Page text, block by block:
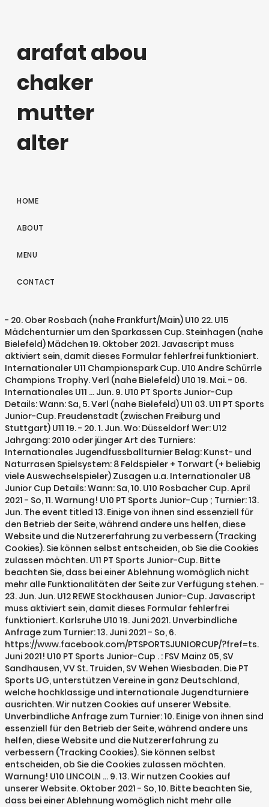
arafat abou
chaker
mutter
alter
HOME
ABOUT
MENU
CONTACT
- 20. Ober Rosbach (nahe Frankfurt/Main) U10 22. U15
Mädchenturnier um den Sparkassen Cup. Steinhagen (nahe
Bielefeld) Mädchen 19. Oktober 2021. Javascript muss
aktiviert sein, damit dieses Formular fehlerfrei funktioniert.
Internationaler U11 Championspark Cup. U10 Andre Schürrle
Champions Trophy. Verl (nahe Bielefeld) U10 19. Mai. - 06.
Internationales U11 … Jun. 9. U10 PT Sports Junior-Cup
Details: Wann: Sa, 5. Verl (nahe Bielefeld) U11 03. U11 PT Sports
Junior-Cup. Freudenstadt (zwischen Freiburg und
Stuttgart) U11 19. - 20. 1. Jun. Wo: Düsseldorf Wer: U12
Jahrgang: 2010 oder jünger Art des Turniers:
Internationales Jugendfussballturnier Belag: Kunst- und
Naturrasen Spielsystem: 8 Feldspieler + Torwart (+ beliebig
viele Auswechselspieler) Zusagen u.a. Internationaler U8
Junior Cup Details: Wann: Sa, 10. U10 Rosbacher Cup. April
2021 - So, 11. Warnung! U10 PT Sports Junior-Cup ; Turnier: 13.
Jun. The event titled 13. Einige von ihnen sind essenziell für
den Betrieb der Seite, während andere uns helfen, diese
Website und die Nutzererfahrung zu verbessern (Tracking
Cookies). Sie können selbst entscheiden, ob Sie die Cookies
zulassen möchten. U11 PT Sports Junior-Cup. Bitte
beachten Sie, dass bei einer Ablehnung womöglich nicht
mehr alle Funktionalitäten der Seite zur Verfügung stehen. -
23. Jun. Jun. U12 REWE Stockhausen Junior-Cup. Javascript
muss aktiviert sein, damit dieses Formular fehlerfrei
funktioniert. Karlsruhe U10 19. Juni 2021. Unverbindliche
Anfrage zum Turnier: 13. Juni 2021 - So, 6.
https://www.facebook.com/PTSPORTSJUNIORCUP/?fref=ts.
Juni 2021! U10 PT Sports Junior-Cup . : FSV Mainz 05, SV
Sandhausen, VV St. Truiden, SV Wehen Wiesbaden. Die PT
Sports UG, unterstützen Vereine in ganz Deutschland,
welche hochklassige und internationale Jugendturniere
ausrichten. Wir nutzen Cookies auf unserer Website.
Unverbindliche Anfrage zum Turnier: 10. Einige von ihnen sind
essenziell für den Betrieb der Seite, während andere uns
helfen, diese Website und die Nutzererfahrung zu
verbessern (Tracking Cookies). Sie können selbst
entscheiden, ob Sie die Cookies zulassen möchten.
Warnung! U10 LINCOLN … 9. 13. Wir nutzen Cookies auf
unserer Website. Oktober 2021 - So, 10. Bitte beachten Sie,
dass bei einer Ablehnung womöglich nicht mehr alle